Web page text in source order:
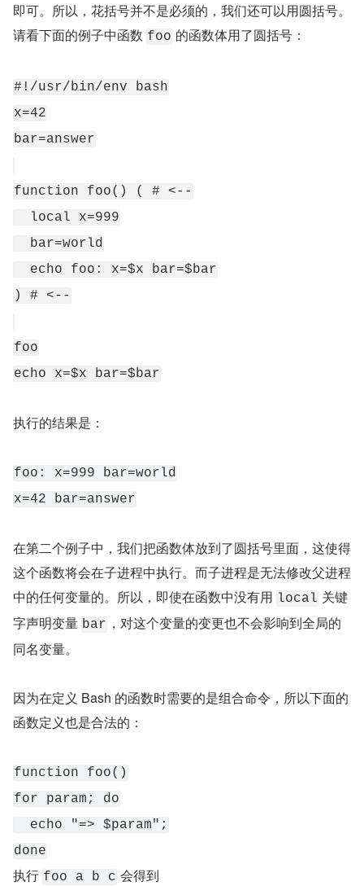
即可。所以，花括号并不是必须的，我们还可以用圆括号。
请看下面的例子中函数 foo 的函数体用了圆括号：
#!/usr/bin/env bash
x=42
bar=answer
function foo() ( # <--
  local x=999
  bar=world
  echo foo: x=$x bar=$bar
) # <--
foo
echo x=$x bar=$bar
执行的结果是：
foo: x=999 bar=world
x=42 bar=answer
在第二个例子中，我们把函数体放到了圆括号里面，这使得
这个函数将会在子进程中执行。而子进程是无法修改父进程
中的任何变量的。所以，即使在函数中没有用 local 关键
字声明变量 bar ，对这个变量的变更也不会影响到全局的
同名变量。
因为在定义 Bash 的函数时需要的是组合命令，所以下面的
函数定义也是合法的：
function foo()
for param; do
  echo "=> $param";
done
执行 foo a b c 会得到